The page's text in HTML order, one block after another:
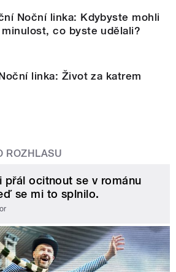
Noční linka: Kdybyste mohli
co byste udělali?
linka: Život za katrem
ROZHLASU
přál ocitnout se v románu
se mi to splnilo.